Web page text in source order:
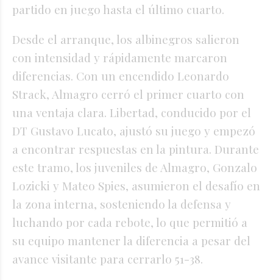
partido en juego hasta el último cuarto.
Desde el arranque, los albinegros salieron
con intensidad y rápidamente marcaron
diferencias. Con un encendido Leonardo
Strack, Almagro cerró el primer cuarto con
una ventaja clara. Libertad, conducido por el
DT Gustavo Lucato, ajustó su juego y empezó
a encontrar respuestas en la pintura. Durante
este tramo, los juveniles de Almagro, Gonzalo
Lozicki y Mateo Spies, asumieron el desafío en
la zona interna, sosteniendo la defensa y
luchando por cada rebote, lo que permitió a
su equipo mantener la diferencia a pesar del
avance visitante para cerrarlo 51-38.